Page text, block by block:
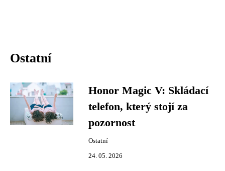
Ostatní
Honor Magic V: Skládací
telefon, který stojí za
pozornost
Ostatní
24. 05. 2026